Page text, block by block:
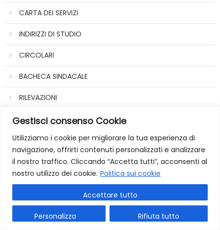
Gestisci consenso Cookie
Utilizziamo i cookie per migliorare la tua esperienza di
navigazione, offrirti contenuti personalizzati e analizzare
il nostro traffico. Cliccando “Accetta tutti”, acconsenti al
nostro utilizzo dei cookie. Politica sui cookie
Personalizza Rifiuta tutto
Accettare tutto
CARTA DEI SERVIZI
INDIRIZZI DI STUDIO
CIRCOLARI
BACHECA SINDACALE
RILEVAZIONI
RASSEGNA STAMPA
MAPPA DEL SITO
Meta
Accedi
Feed dei contenuti